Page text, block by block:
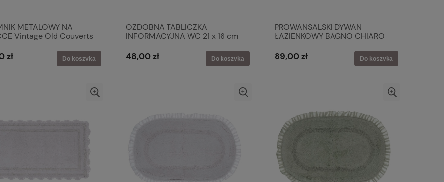
METALOWY NA
Vintage Old Couverts
zł Do koszyka
OZDOBNA TABLICZKA
INFORMACYJNA WC 21 x 16 cm
48,00 zł Do koszyka
PROWANSALSKI DYWAN
ŁAZIENKOWY BAGNO CHIARO
89,00 zł Do koszyka